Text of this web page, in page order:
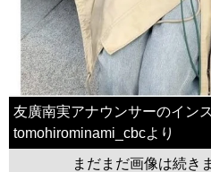
友廣南実アナウンサーのイン
tomohirominami_cbcより
まだまだ画像は続き